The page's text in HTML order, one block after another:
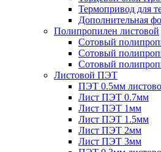
Термопривод для
Дополнительная
Полипропилен листовой
Сотовый
Сотовый
Сотовый
Листовой ПЭТ
ПЭТ 0.5мм
Лист ПЭТ 0.7мм
Лист ПЭТ 1мм
Лист ПЭТ 1.5мм
Лист ПЭТ 2мм
Лист ПЭТ 3мм